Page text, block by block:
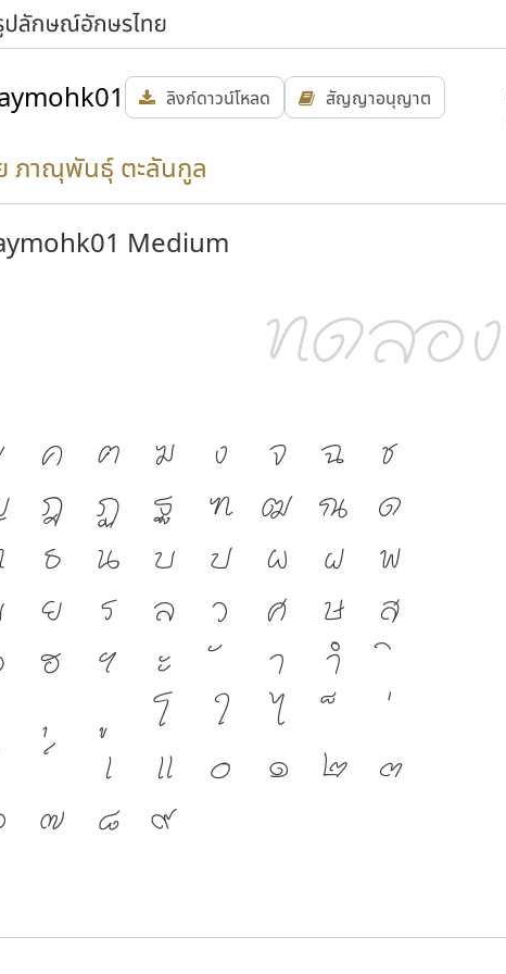
ลิงก์ดาวน์โหลด สัญญาอนุญาต
ภาณุพันธุ์ ตะลันกูล
Medium
ค ฅ ฆ ง จ ฉ
ช
ฎ ฏ ฐ ฑ ฒ ณ
ด
ธ น บ ป ผ ฝ
พ
ย ร ล ว ศ ษ
ส
ฮ ฯ ะ า
ำ
โ
ใ
ไ
เ
แ ๐ ๑ ๒
๓
๗ ๘ ๙